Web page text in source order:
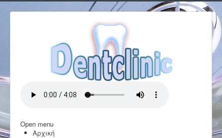
Open menu
Αρχική